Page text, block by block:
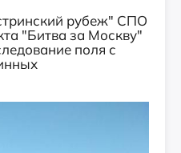
рубеж" СПО
"Битва за Москву"
поля с